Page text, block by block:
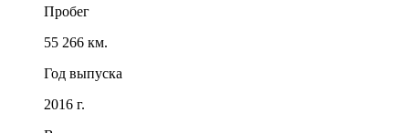
Пробег
55 266 км.
Год выпуска
2016 г.